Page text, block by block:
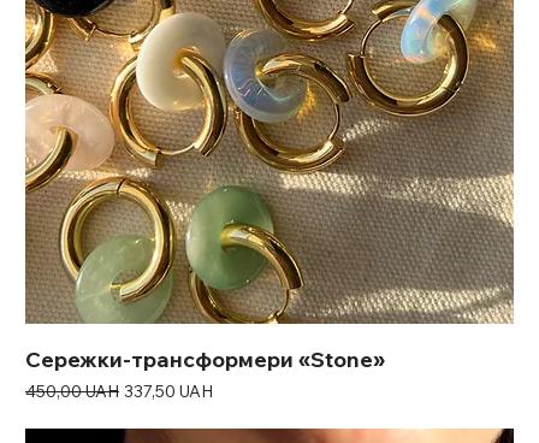
Сережки-трансформери «Stone»
Звичайна ціна
450,00 UAH За розпродажем
337,50 UAH